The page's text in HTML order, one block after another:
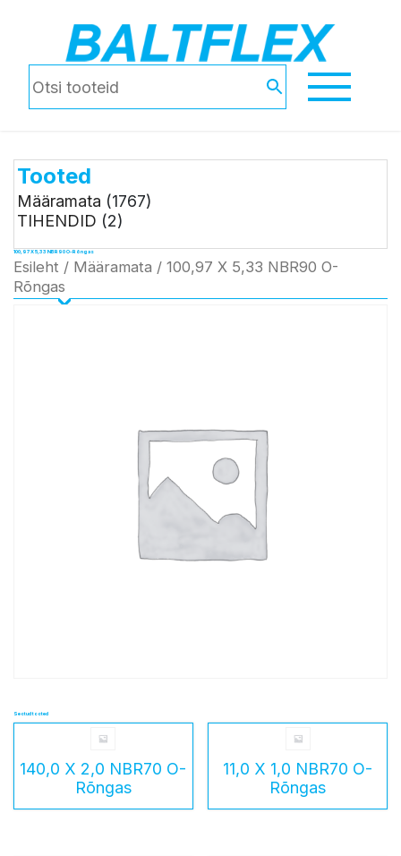
Tooted
Määramata (1767)
TIHENDID (2)
100,97 X 5,33 NBR90 O-Rõngas
Esileht / Määramata / 100,97 X 5,33 NBR90 O-
Rõngas
Seotud tooted
140,0 X 2,0 NBR70 O-
Rõngas
11,0 X 1,0 NBR70 O-
Rõngas